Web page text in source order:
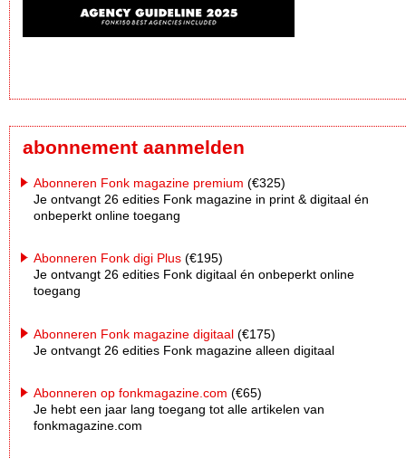
abonnement aanmelden
Abonneren Fonk magazine premium (€325)
Je ontvangt 26 edities Fonk magazine in print & digitaal én
onbeperkt online toegang
Abonneren Fonk digi Plus (€195)
Je ontvangt 26 edities Fonk digitaal én onbeperkt online
toegang
Abonneren Fonk magazine digitaal (€175)
Je ontvangt 26 edities Fonk magazine alleen digitaal
Abonneren op fonkmagazine.com (€65)
Je hebt een jaar lang toegang tot alle artikelen van
fonkmagazine.com